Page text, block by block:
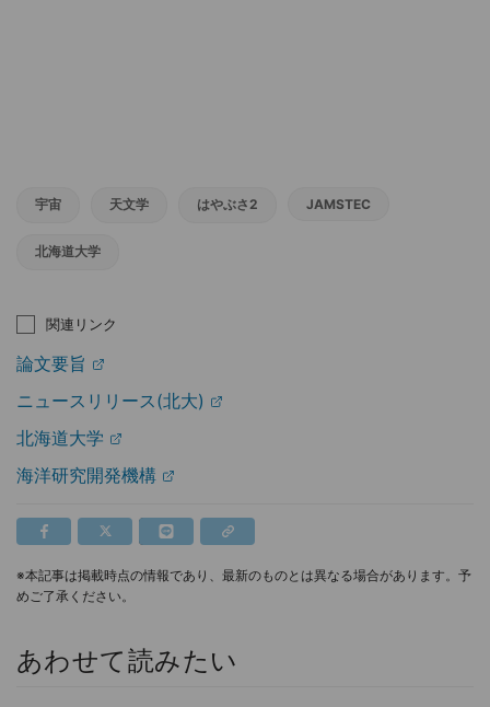
宇宙 天文学 はやぶさ2 JAMSTEC
北海道大学
関連リンク
論文要旨
ニュースリリース(北大)
北海道大学
海洋研究開発機構
※本記事は掲載時点の情報であり、最新のものとは異なる場合があります。予
めご了承ください。
あわせて読みたい